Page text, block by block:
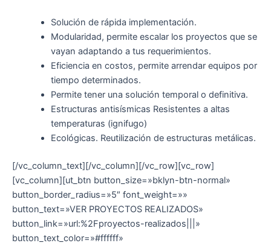
Solución de rápida implementación.
Modularidad, permite escalar los proyectos que se
vayan adaptando a tus requerimientos.
Eficiencia en costos, permite arrendar equipos por
tiempo determinados.
Permite tener una solución temporal o definitiva.
Estructuras antisísmicas Resistentes a altas
temperaturas (ignifugo)
Ecológicas. Reutilización de estructuras metálicas.
[/vc_column_text][/vc_column][/vc_row][vc_row]
[vc_column][ut_btn button_size=»bklyn-btn-normal»
button_border_radius=»5″ font_weight=»»
button_text=»VER PROYECTOS REALIZADOS»
button_link=»url:%2Fproyectos-realizados|||»
button_text_color=»#ffffff»